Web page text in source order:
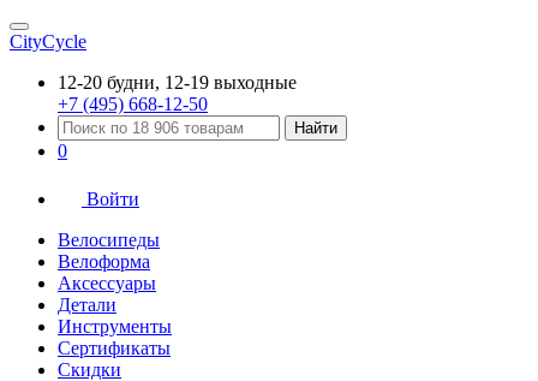
CityCycle
12-20 будни, 12-19 выходные
+7 (495) 668-12-50
Найти
0
Войти
Велосипеды
Велоформа
Аксессуары
Детали
Инструменты
Сертификаты
Скидки